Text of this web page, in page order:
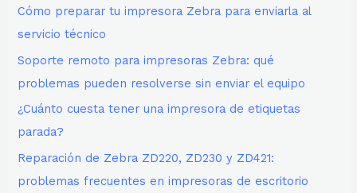
Cómo preparar tu impresora Zebra para enviarla al
servicio técnico
Soporte remoto para impresoras Zebra: qué
problemas pueden resolverse sin enviar el equipo
¿Cuánto cuesta tener una impresora de etiquetas
parada?
Reparación de Zebra ZD220, ZD230 y ZD421:
problemas frecuentes en impresoras de escritorio